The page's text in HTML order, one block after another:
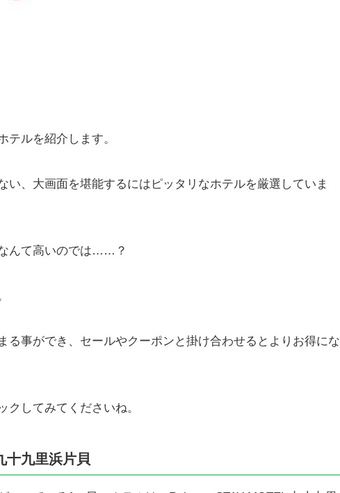
テルを紹介します。
い、大画面を堪能するにはピッタリなホテルを厳選していま
んて高いのでは……？
る事ができ、セールやクーポンと掛け合わせるとよりお得にな
クしてみてくださいね。
十九里浜片貝